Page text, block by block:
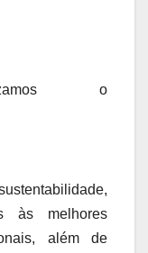
o
às melhores
além de